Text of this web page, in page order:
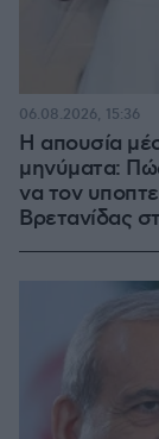
Η απουσία
μηνύματα:
να τον
Βρετανίδας
06.08.2026, 15:36